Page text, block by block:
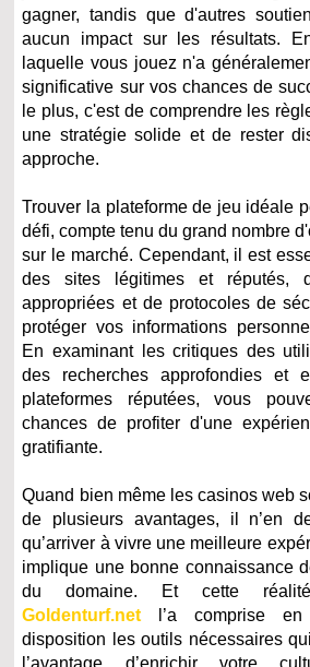
gagner, tandis que d'autres
aucun impact sur les résultats.
laquelle vous jouez n'a
significative sur vos chances de
le plus, c'est de comprendre les
une stratégie solide et de rester
approche.
Trouver la plateforme de jeu idéale
défi, compte tenu du grand nombre
sur le marché. Cependant, il est
des sites légitimes et réputés,
appropriées et de protocoles de
protéger vos informations
En examinant les critiques des
des recherches approfondies et
plateformes réputées, vous
chances de profiter d'une
gratifiante.
Quand bien même les casinos web
de plusieurs avantages, il n’en
qu’arriver à vivre une meilleure
implique une bonne connaissance
du domaine. Et cette
Goldenturf.net l’a comprise
disposition les outils nécessaires
l’avantage d’enrichir votre